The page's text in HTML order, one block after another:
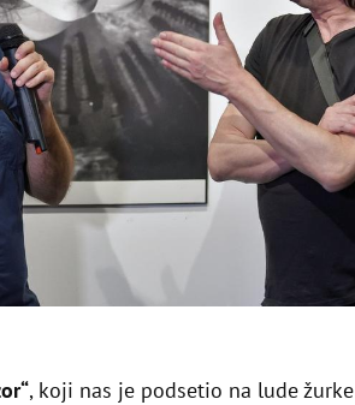
, koji nas je podsetio na lude žurke